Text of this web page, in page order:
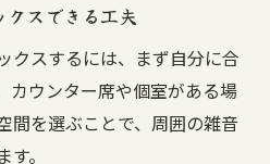
スできる工夫
クスするには、まず自分に合
カウンター席や個室がある場
間を選ぶことで、周囲の雑音
。